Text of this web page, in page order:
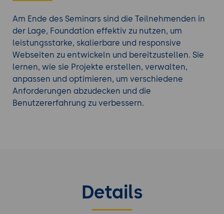
Frontend-Framework, das sich hervorragend für
die Erstellung von responsiven und
benutzerfreundlichen Websites und
Webanwendungen eignet. Mit seinem
umfassenden Set an vorgefertigten
Komponenten, einem flexiblen Grid-System und
einer hohen Anpassbarkeit ist Foundation eine
ausgezeichnete Wahl für Entwickler, die
Erfahren Sie mehr über unsere weiteren
Webdesign Schulungen.
Am Ende des Seminars sind die Teilnehmenden in
der Lage, Foundation effektiv zu nutzen, um
leistungsstarke, skalierbare und responsive
Webseiten zu entwickeln und bereitzustellen. Sie
lernen, wie sie Projekte erstellen, verwalten,
anpassen und optimieren, um verschiedene
Anforderungen abzudecken und die
Benutzererfahrung zu verbessern.
Details